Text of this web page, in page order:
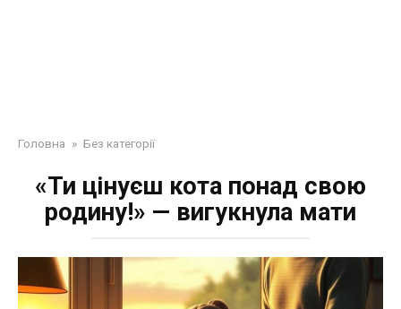
Головна » Без категорії
«Ти цінуєш кота понад свою
родину!» — вигукнула мати